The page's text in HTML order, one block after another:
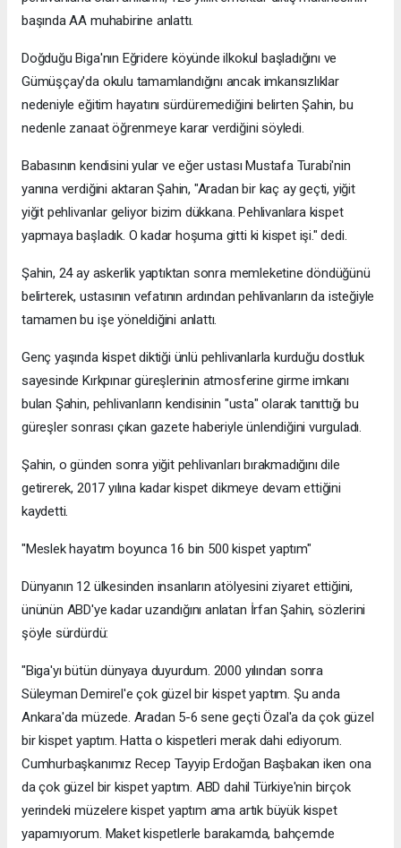
başında AA muhabirine anlattı.
Doğduğu Biga'nın Eğridere köyünde ilkokul başladığını ve
Gümüşçay'da okulu tamamlandığını ancak imkansızlıklar
nedeniyle eğitim hayatını sürdüremediğini belirten Şahin, bu
nedenle zanaat öğrenmeye karar verdiğini söyledi.
Babasının kendisini yular ve eğer ustası Mustafa Turabi'nin
yanına verdiğini aktaran Şahin, "Aradan bir kaç ay geçti, yiğit
yiğit pehlivanlar geliyor bizim dükkana. Pehlivanlara kispet
yapmaya başladık. O kadar hoşuma gitti ki kispet işi." dedi.
Şahin, 24 ay askerlik yaptıktan sonra memleketine döndüğünü
belirterek, ustasının vefatının ardından pehlivanların da isteğiyle
tamamen bu işe yöneldiğini anlattı.
Genç yaşında kispet diktiği ünlü pehlivanlarla kurduğu dostluk
sayesinde Kırkpınar güreşlerinin atmosferine girme imkanı
bulan Şahin, pehlivanların kendisinin "usta" olarak tanıttığı bu
güreşler sonrası çıkan gazete haberiyle ünlendiğini vurguladı.
Şahin, o günden sonra yiğit pehlivanları bırakmadığını dile
getirerek, 2017 yılına kadar kispet dikmeye devam ettiğini
kaydetti.
"Meslek hayatım boyunca 16 bin 500 kispet yaptım"
Dünyanın 12 ülkesinden insanların atölyesini ziyaret ettiğini,
ününün ABD'ye kadar uzandığını anlatan İrfan Şahin, sözlerini
şöyle sürdürdü:
"Biga'yı bütün dünyaya duyurdum. 2000 yılından sonra
Süleyman Demirel'e çok güzel bir kispet yaptım. Şu anda
Ankara'da müzede. Aradan 5-6 sene geçti Özal'a da çok güzel
bir kispet yaptım. Hatta o kispetleri merak dahi ediyorum.
Cumhurbaşkanımız Recep Tayyip Erdoğan Başbakan iken ona
da çok güzel bir kispet yaptım. ABD dahil Türkiye'nin birçok
yerindeki müzelere kispet yaptım ama artık büyük kispet
yapamıyorum. Maket kispetlerle barakamda, bahçemde